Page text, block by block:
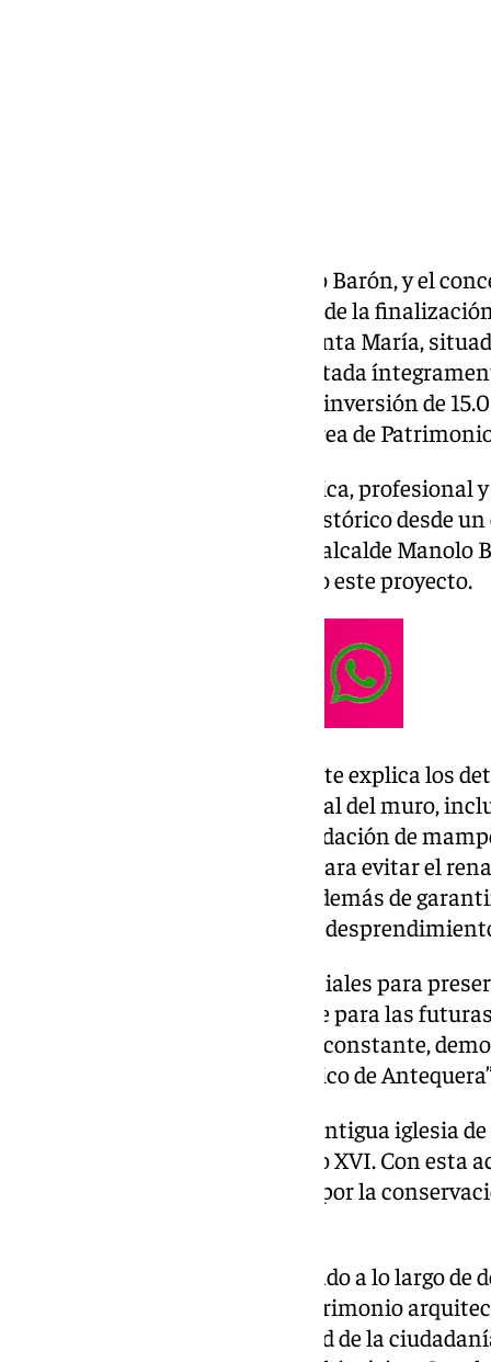
El alcalde de Antequera, Manolo Barón, y el
José Medina Galeote, informan de la
muro de la antigua iglesia de Santa María,
Esta intervención ha sido ejecutada
Ayuntamiento, incluyendo una inversión de
equipo técnico municipal del Área de
“Se trata de una actuación técnica,
conservación del patrimonio histórico desde
propio del siglo XXI”, destaca el alcalde
dedicación que ha caracterizado este proyecto.
Por su parte, José Medina Galeote explica los
consistido en la limpieza integral del muro,
vegetación invasiva y la consolidación de
aplicado herbicidas y biocidas para evitar el
pudieran dañar la estructura, además de
viandantes al prevenir posibles
“Este tipo de trabajos son esenciales para
histórico y asegurar que perdure para las
trabaja de manera preventiva y constante,
con el cuidado del legado histórico de
El muro, que forma parte de la antigua iglesia
colegiata, es un vestigio del siglo XVI. Con
Antequera refuerza su apuesta por la
Las obras, que se han desarrollado a lo largo
preservar otro elemento del patrimonio
también garantizan la seguridad de la